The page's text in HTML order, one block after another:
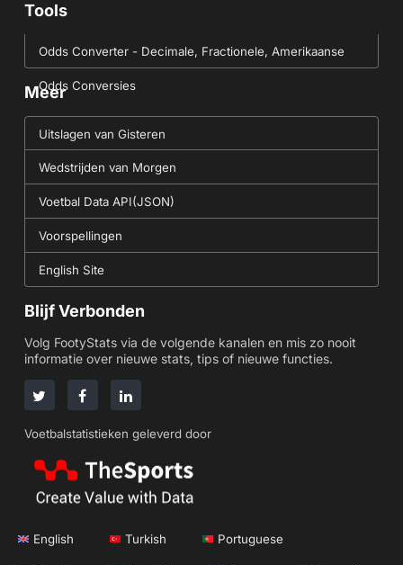
Tools
Odds Converter - Decimale, Fractionele, Amerikaanse
Odds Conversies
Meer
Uitslagen van Gisteren
Wedstrijden van Morgen
Voetbal Data API(JSON)
Voorspellingen
English Site
Blijf Verbonden
Volg FootyStats via de volgende kanalen en mis zo nooit
informatie over nieuwe stats, tips of nieuwe functies.
Voetbalstatistieken geleverd door
English Turkish Portuguese